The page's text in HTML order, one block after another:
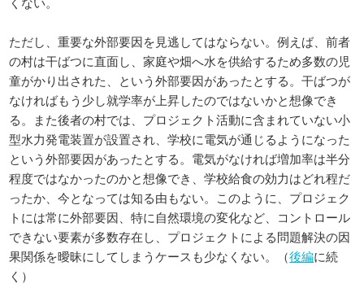
ただし、重要な外部要因を見逃してはならない。例えば、前者
の村は干ばつに直面し、家庭や畑へ水を供給するため多数の児
童がかり出された、という外部要因があったとする。干ばつが
なければもう少し就学率が上昇したのではないかと想像でき
る。また後者の村では、プロジェクト活動に含まれていない小
型水力発電装置が設置され、学校に電気が通じるようになった
という外部要因があったとする。電気がなければ増加率は半分
程度ではなかったのかと想像でき、学校給食の効力はどれ程だ
ったか、今となっては知る由もない。このように、プロジェク
トには常に外部要因、特に自然環境の変化など、コントロール
できない要素が多数存在し、プロジェクトによる問題解決の因
果関係を曖昧にしてしまうケースも少なくない。（後編に続
く）